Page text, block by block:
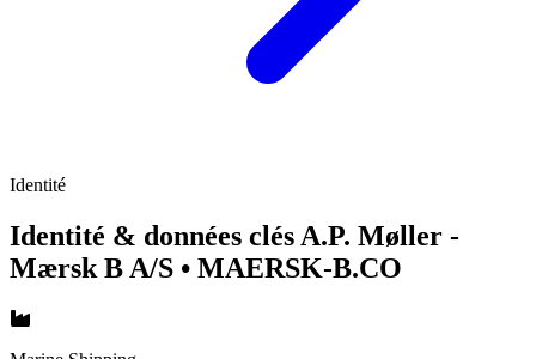
Identité
Identité & données clés A.P. Møller -
Mærsk B A/S • MAERSK-B.CO